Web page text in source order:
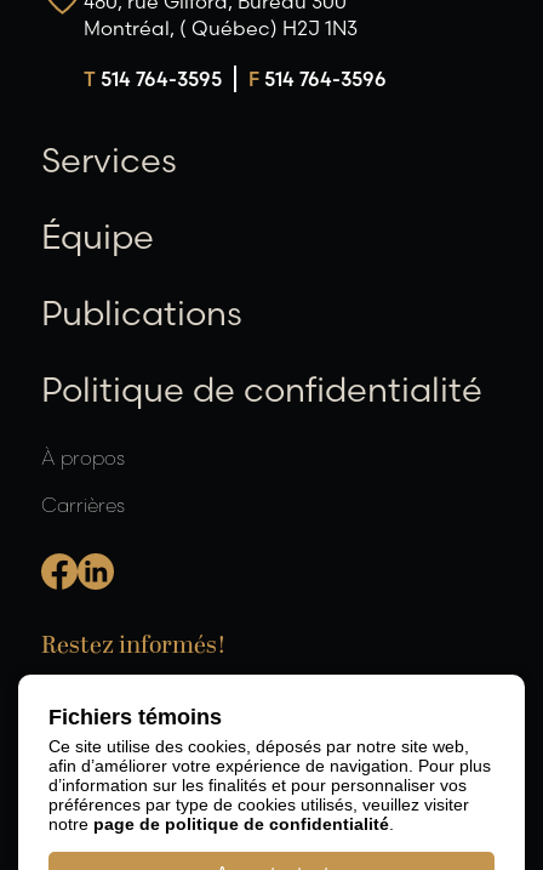
Montréal, ( Québec) H2J 1N3
T514 764-3595 F514 764-3596
Services
Équipe
Publications
Politique de confidentialité
À propos
Carrières
Restez informés!
Fichiers témoins
Ce site utilise des cookies, déposés par notre site web,
afin d’améliorer votre expérience de navigation. Pour plus
d’information sur les finalités et pour personnaliser vos
préférences par type de cookies utilisés, veuillez visiter
notre page de politique de confidentialité